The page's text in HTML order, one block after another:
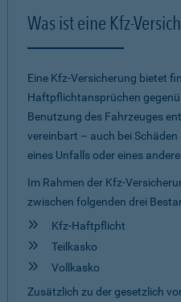
Was ist eine Kfz-
Eine Kfz-Versicherung bietet
Haftpflichtansprüchen
Benutzung des Fahrzeuges
vereinbart – auch bei
eines Unfalls oder eines
Im Rahmen der Kfz-
zwischen folgenden drei
Kfz-Haftpflicht
Teilkasko
Vollkasko
Zusätzlich zu der gesetzlich